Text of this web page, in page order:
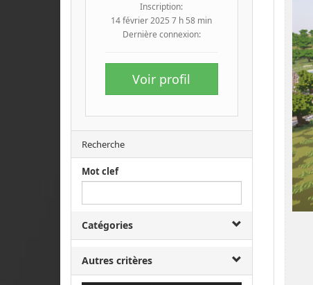
Inscription:
14 février 2025 7 h 58 min
Dernière connexion:
Voir profil
Recherche
Mot clef
Catégories
Autres critères